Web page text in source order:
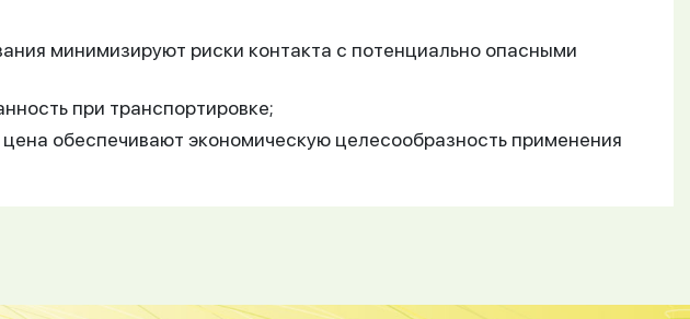
минимизируют риски контакта с потенциально опасными
при транспортировке;
обеспечивают экономическую целесообразность применения